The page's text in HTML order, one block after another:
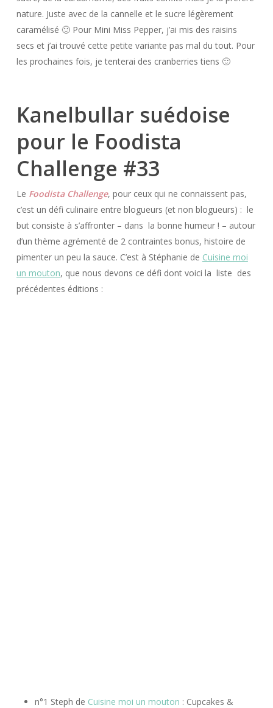
nature. Juste avec de la cannelle et le sucre légèrement
caramélisé 🙂 Pour Mini Miss Pepper, j’ai mis des raisins
secs et j’ai trouvé cette petite variante pas mal du tout. Pour
les prochaines fois, je tenterai des cranberries tiens 🙂
Kanelbullar suédoise
pour le Foodista
Challenge #33
Le Foodista Challenge, pour ceux qui ne connaissent pas,
c’est un défi culinaire entre blogueurs (et non blogueurs) : le
but consiste à s’affronter – dans la bonne humeur ! – autour
d’un thème agrémenté de 2 contraintes bonus, histoire de
pimenter un peu la sauce. C’est à Stéphanie de Cuisine moi
un mouton, que nous devons ce défi dont voici la liste des
précédentes éditions :
n°1 Steph de Cuisine moi un mouton : Cupcakes &